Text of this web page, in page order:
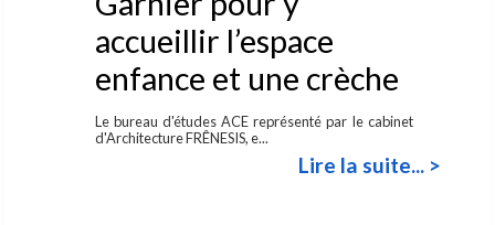
accueillir l’espace
enfance et une crèche
Le bureau d'études ACE représenté par le cabinet
d'Architecture FRÊNESIS, e...
Lire la suite... >